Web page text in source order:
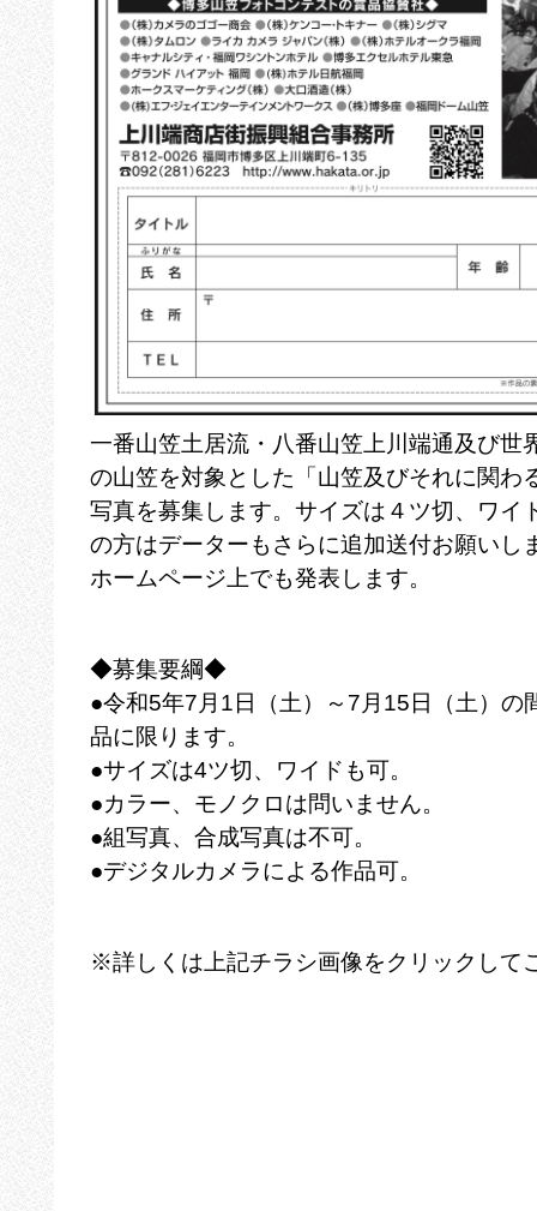
一番山笠土居流・八番山笠上川端通及び世
の山笠を対象とした「山笠及びそれに関わ
写真を募集します。サイズは４ツ切、ワイ
の方はデーターもさらに追加送付お願いし
ホームページ上でも発表します。
◆募集要綱◆
●令和5年7月1日（土）～7月15日（土）の
品に限ります。
●サイズは4ツ切、ワイドも可。
●カラー、モノクロは問いません。
●組写真、合成写真は不可。
●デジタルカメラによる作品可。
※詳しくは上記チラシ画像をクリックして